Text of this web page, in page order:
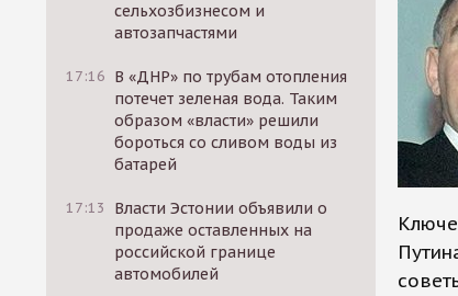
сельхозбизнесом и
автозапчастями
17:16 В «ДНР» по трубам отопления
потечет зеленая вода. Таким
образом «власти» решили
бороться со сливом воды из
батарей
17:13
Власти Эстонии объявили о
продаже оставленных на
российской границе
автомобилей